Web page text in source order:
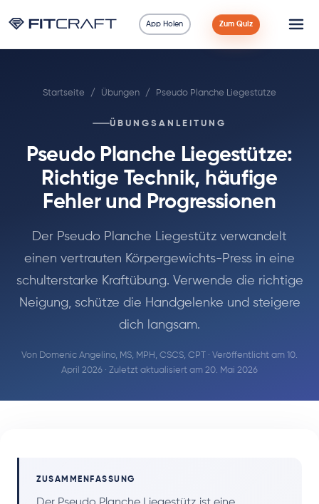
App Holen Zum Quiz
Ratgeber
90 Tage
Übungen
Startseite / Übungen / Pseudo Planche Liegestütze
ÜBUNGSANLEITUNG
Pseudo Planche Liegestütze:
Richtige Technik, häufige
Fehler und Progressionen
Der Pseudo Planche Liegestütz verwandelt
einen vertrauten Körpergewichts-Press in eine
schulterstarke Kraftübung. Verwende die richtige
Neigung, schütze die Handgelenke und steigere
dich langsam.
Von Domenic Angelino, MS, MPH, CSCS, CPT · Veröffentlicht am 10.
April 2026 · Zuletzt aktualisiert am 20. Mai 2026
ZUSAMMENFASSUNG